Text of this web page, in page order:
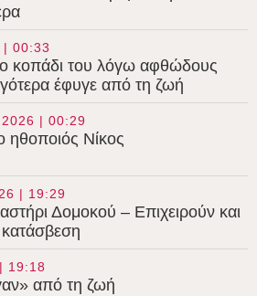
00:33
κοπάδι του λόγω αφθώδους
έφυγε από τη ζωή
| 00:29
Νίκος
| 19:29
Δομοκού – Επιχειρούν και
κατάσβεση
19:18
από τη ζωή